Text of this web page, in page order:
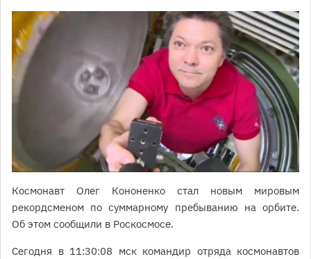
Космонавт Олег Кононенко стал новым мировым
рекордсменом по суммарному пребыванию на орбите.
Об этом сообщили в Роскосмосе.
Сегодня в 11:30:08 мск командир отряда космонавтов